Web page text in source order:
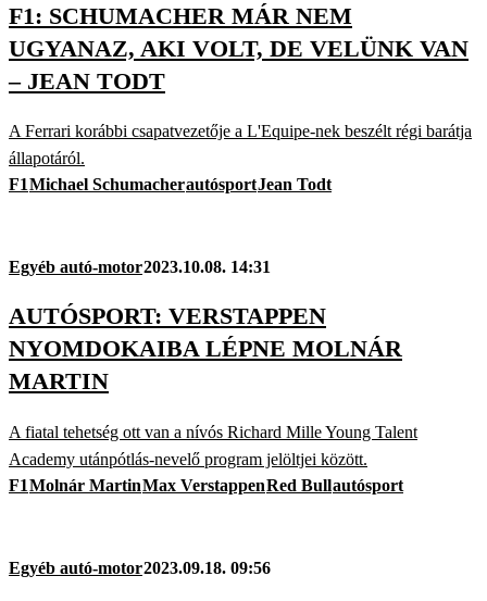
F1: SCHUMACHER MÁR NEM
UGYANAZ, AKI VOLT, DE VELÜNK VAN
– JEAN TODT
A Ferrari korábbi csapatvezetője a L'Equipe-nek beszélt régi barátja
állapotáról.
F1Michael SchumacherautósportJean Todt
Egyéb autó-motor2023.10.08. 14:31
AUTÓSPORT: VERSTAPPEN
NYOMDOKAIBA LÉPNE MOLNÁR
MARTIN
A fiatal tehetség ott van a nívós Richard Mille Young Talent
Academy utánpótlás-nevelő program jelöltjei között.
F1Molnár MartinMax VerstappenRed Bullautósport
Egyéb autó-motor2023.09.18. 09:56